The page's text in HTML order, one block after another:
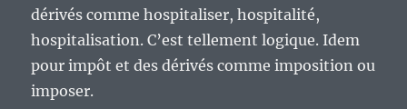
dérivés comme hospitaliser, hospitalité,
hospitalisation. C’est tellement logique. Idem
pour impôt et des dérivés comme imposition ou
imposer.